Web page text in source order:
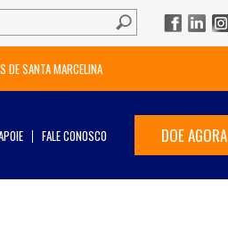
DE SANTA MARCELINA
DOE AGORA
FALE CONOSCO